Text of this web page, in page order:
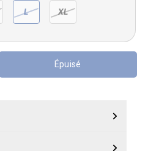
L XL
Épuisé